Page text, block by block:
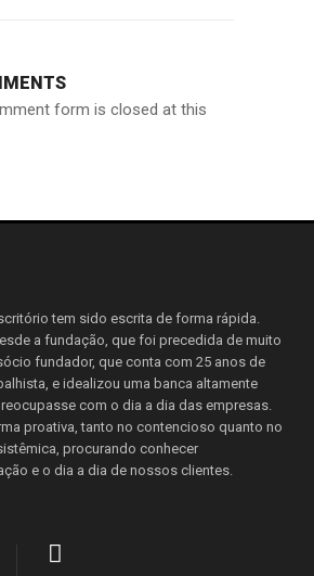
form is closed at this
tem sido escrita de forma rápida.
a fundação, que foi precedida de muito
fundador, que conta com 25 anos de
e idealizou uma banca altamente
com o dia a dia das empresas.
proativa, tanto no contencioso quanto no
procurando conhecer
e o dia a dia de nossos clientes.